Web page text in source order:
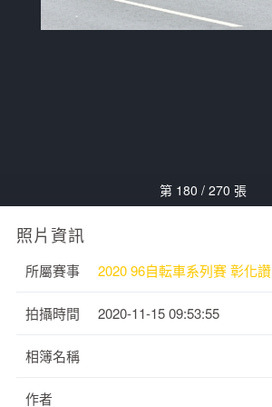
第 180 / 270 張
照片資訊
所屬賽事 2020 96自転車系列賽 彰化讚
拍攝時間 2020-11-15 09:53:55
相簿名稱
作者